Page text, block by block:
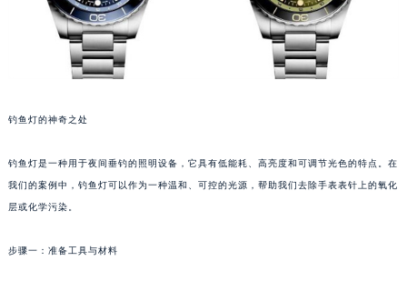
钓鱼灯的神奇之处
钓鱼灯是一种用于夜间垂钓的照明设备，它具有低能耗、高亮度和可调节光色的特点。在
我们的案例中，钓鱼灯可以作为一种温和、可控的光源，帮助我们去除手表表针上的氧化
层或化学污染。
步骤一：准备工具与材料